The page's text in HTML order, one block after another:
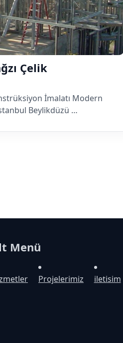
Çelik
İmalatı Modern
Beylikdüzü …
Menü
Projelerimiz iletisim